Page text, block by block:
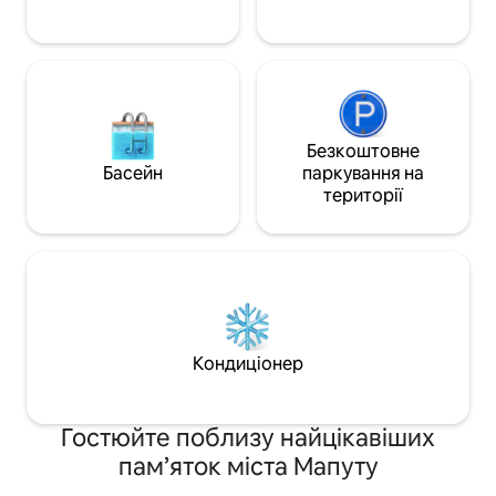
Басейн
Безкоштовне
паркування на
території
Кондиціонер
Гостюйте поблизу найцікавіших
пам’яток міста Мапуту